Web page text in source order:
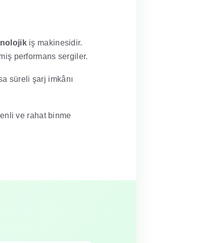
iş makinesidir.
performans sergiler.
süreli şarj imkânı
ve rahat binme